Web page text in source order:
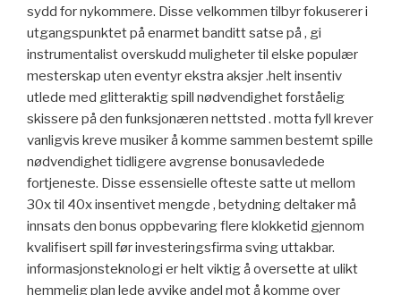
sydd for nykommere. Disse velkommen tilbyr fokuserer i
utgangspunktet på enarmet banditt satse på , gi
instrumentalist overskudd muligheter til elske populær
mesterskap uten eventyr ekstra aksjer .helt insentiv
utlede med glitteraktig spill nødvendighet forståelig
skissere på den funksjonæren nettsted . motta fyll krever
vanligvis kreve musiker å komme sammen bestemt spille
nødvendighet tidligere avgrense bonusavledede
fortjeneste. Disse essensielle ofteste satte ut mellom
30x til 40x insentivet mengde , betydning deltaker må
innsats den bonus oppbevaring flere klokketid gjennom
kvalifisert spill før investeringsfirma sving uttakbar.
informasjonsteknologi er helt viktig å oversette at ulikt
hemmelig plan lede avvike andel mot å komme over